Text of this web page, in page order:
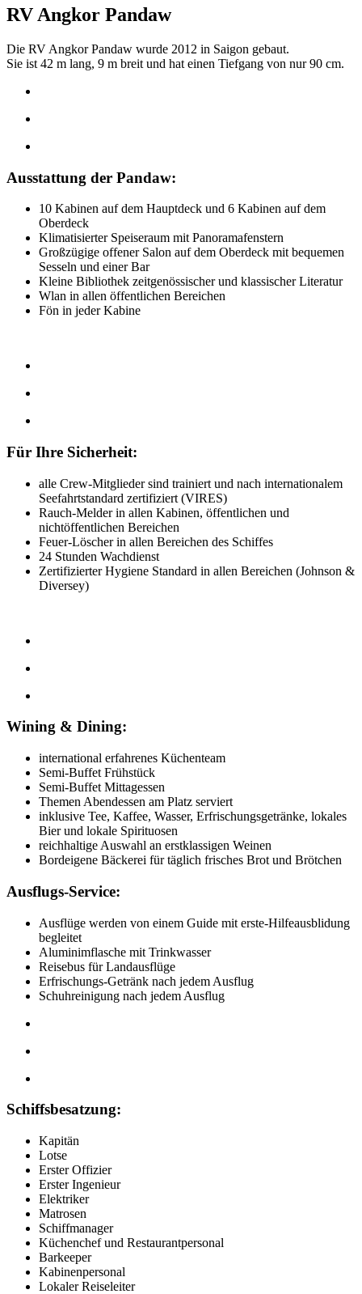
RV Angkor Pandaw
Die RV Angkor Pandaw wurde 2012 in Saigon gebaut.
Sie ist 42 m lang, 9 m breit und hat einen Tiefgang von nur 90 cm.
Ausstattung der Pandaw:
10 Kabinen auf dem Hauptdeck und 6 Kabinen auf dem
Oberdeck
Klimatisierter Speiseraum mit Panoramafenstern
Großzügige offener Salon auf dem Oberdeck mit bequemen
Sesseln und einer Bar
Kleine Bibliothek zeitgenössischer und klassischer Literatur
Wlan in allen öffentlichen Bereichen
Fön in jeder Kabine
Für Ihre Sicherheit:
alle Crew-Mitglieder sind trainiert und nach internationalem
Seefahrtstandard zertifiziert (VIRES)
Rauch-Melder in allen Kabinen, öffentlichen und
nichtöffentlichen Bereichen
Feuer-Löscher in allen Bereichen des Schiffes
24 Stunden Wachdienst
Zertifizierter Hygiene Standard in allen Bereichen (Johnson &
Diversey)
Wining & Dining:
international erfahrenes Küchenteam
Semi-Buffet Frühstück
Semi-Buffet Mittagessen
Themen Abendessen am Platz serviert
inklusive Tee, Kaffee, Wasser, Erfrischungsgetränke, lokales
Bier und lokale Spirituosen
reichhaltige Auswahl an erstklassigen Weinen
Bordeigene Bäckerei für täglich frisches Brot und Brötchen
Ausflugs-Service:
Ausflüge werden von einem Guide mit erste-Hilfeausblidung
begleitet
Aluminimflasche mit Trinkwasser
Reisebus für Landausflüge
Erfrischungs-Getränk nach jedem Ausflug
Schuhreinigung nach jedem Ausflug
Schiffsbesatzung:
Kapitän
Lotse
Erster Offizier
Erster Ingenieur
Elektriker
Matrosen
Schiffmanager
Küchenchef und Restaurantpersonal
Barkeeper
Kabinenpersonal
Lokaler Reiseleiter